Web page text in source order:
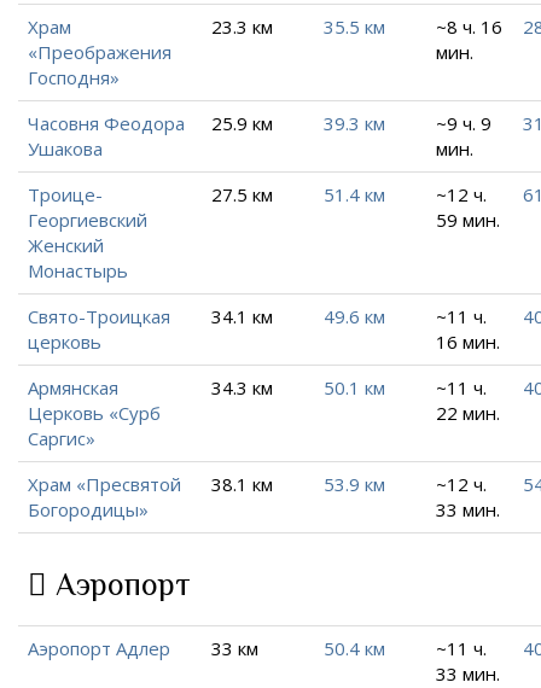
Храм
«Преображения
Господня»
23.3 км 35.5 км
~8 ч. 16
мин.
Часовня Феодора
Ушакова
25.9 км 39.3 км
~9 ч. 9
мин.
Троице-
Георгиевский
Женский
Монастырь
27.5 км 51.4 км
~12 ч.
59 мин.
Свято-Троицкая
церковь
34.1 км 49.6 км
~11 ч.
16 мин.
Армянская
Церковь «Сурб
Саргис»
34.3 км 50.1 км
~11 ч.
22 мин.
Храм «Пресвятой
Богородицы»
38.1 км 53.9 км
~12 ч.
33 мин.
Аэропорт
Аэропорт Адлер 33 км 50.4 км
~11 ч.
33 мин.